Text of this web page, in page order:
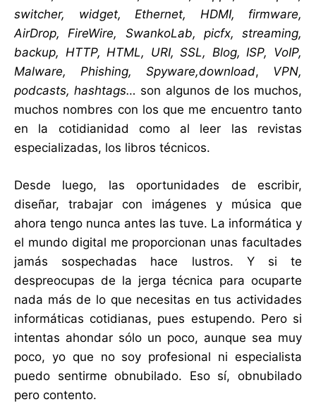
switcher, widget, Ethernet, HDMI, firmware,
AirDrop, FireWire, SwankoLab, picfx, streaming,
backup, HTTP, HTML, URI, SSL, Blog, ISP, VoIP,
Malware, Phishing, Spyware,download, VPN,
podcasts, hashtags… son algunos de los muchos,
muchos nombres con los que me encuentro tanto
en la cotidianidad como al leer las revistas
especializadas, los libros técnicos.
Desde luego, las oportunidades de escribir,
diseñar, trabajar con imágenes y música que
ahora tengo nunca antes las tuve. La informática y
el mundo digital me proporcionan unas facultades
jamás sospechadas hace lustros. Y si te
despreocupas de la jerga técnica para ocuparte
nada más de lo que necesitas en tus actividades
informáticas cotidianas, pues estupendo. Pero si
intentas ahondar sólo un poco, aunque sea muy
poco, yo que no soy profesional ni especialista
puedo sentirme obnubilado. Eso sí, obnubilado
pero contento.